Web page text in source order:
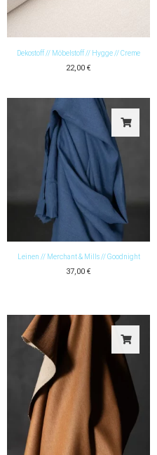
Dekostoff // Möbelstoff // Hygge // Creme
22,00 €
Leinen // Merchant & Mills // Goodnight
37,00 €